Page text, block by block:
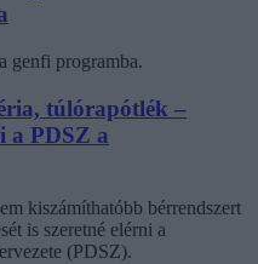
genfi programba.
túlórapótlék –
a PDSZ a
kiszámíthatóbb bérrendszert
is szeretné elérni a
(PDSZ).